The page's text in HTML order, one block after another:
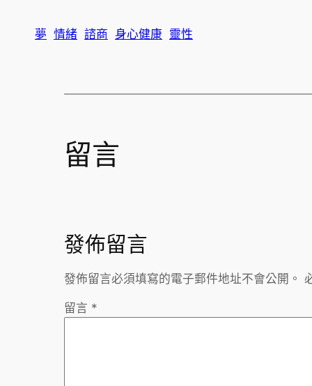
夢 情緒 諮商 身心健康 靈性
留言
發佈留言
發佈留言必須填寫的電子郵件地址不會公開。
留言 *